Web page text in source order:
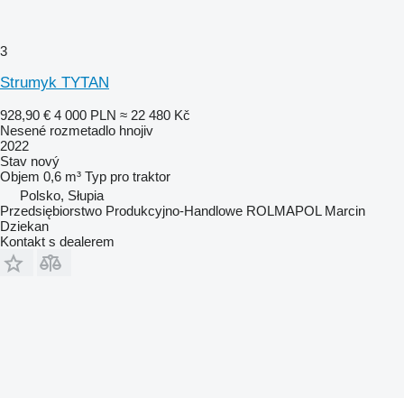
3
Strumyk TYTAN
928,90 € 4 000 PLN ≈ 22 480 Kč
Nesené rozmetadlo hnojiv
2022
Stav nový
Objem 0,6 m³ Typ pro traktor
Polsko, Słupia
Przedsiębiorstwo Produkcyjno-Handlowe ROLMAPOL Marcin
Dziekan
Kontakt s dealerem